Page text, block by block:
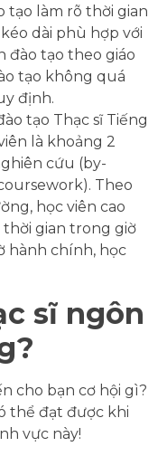
tạo làm rõ thời gian
dài phù hợp với
đào tạo theo giáo
tạo không quá
định.
tạo Thạc sĩ Tiếng
là khoảng 2
cứu (by-
Theo
học viên cao
gian trong giờ
hành chính, học
sĩ ngôn
cho bạn cơ hội gì?
thể đạt được khi
vực này!